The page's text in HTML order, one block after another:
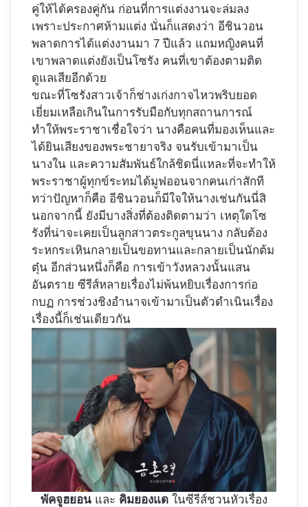
คู่ให้ได้ครองคู่กัน ก่อนที่การแต่งงานจะล่มลง
เพราะประกาศห้ามแต่ง นั่นก็แสดงว่า อีชินวอน
พลาดการได้แต่งงานมา 7 ปีแล้ว แถมหญิงคนที่
เขาพลาดแต่งยังเป็นโซรัง คนที่เขาต้องตามติด
ดูแลเสียอีกด้วย
ขณะที่โซรังสาวเจ้าก็ช่างเก่งกาจไหวพริบยอด
เยี่ยมเหลือเกินในการรับมือกับทุกสถานการณ์
ทำให้พระราชาเชื่อใจว่า นางคือคนที่มองเห็นและ
ได้ยินเสียงของพระชายาจริง จนรับเข้ามาเป็น
นางใน และความสัมพันธ์ใกล้ชิดนี่แหละที่จะทำให้
พระราชาผู้ทุกข์ระทมได้มูฟออนจากคนเก่าสักที
ทว่าปัญหาก็คือ อีชินวอนก็มีใจให้นางเช่นกันนี่สิ
นอกจากนี้ ยังมีบางสิ่งที่ต้องติดตามว่า เหตุใดโซ
รังที่น่าจะเคยเป็นลูกสาวตระกูลขุนนาง กลับต้อง
ระหกระเหินกลายเป็นขอทานและกลายเป็นนักต้ม
ตุ๋น อีกส่วนหนึ่งก็คือ การเข้าวังหลวงนั้นแสน
อันตราย ซีรีส์หลายเรื่องไม่พ้นหยิบเรื่องการก่อ
กบฏ การช่วงชิงอำนาจเข้ามาเป็นตัวดำเนินเรื่อง
เรื่องนี้ก็เช่นเดียวกัน
พัคจูฮยอน และ คิมยองแด ในซีรีส์ชวนหัวเรื่อง